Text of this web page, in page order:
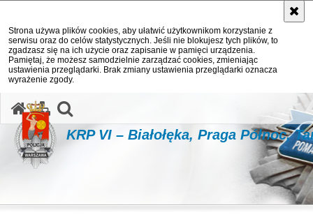
Strona używa plików cookies, aby ułatwić użytkownikom korzystanie z
serwisu oraz do celów statystycznych. Jeśli nie blokujesz tych plików, to
zgadzasz się na ich użycie oraz zapisanie w pamięci urządzenia.
Pamiętaj, że możesz samodzielnie zarządzać cookies, zmieniając
ustawienia przeglądarki. Brak zmiany ustawienia przeglądarki oznacza
wyrażenie zgody.
KRP VI – Białołęka, Praga Północ,